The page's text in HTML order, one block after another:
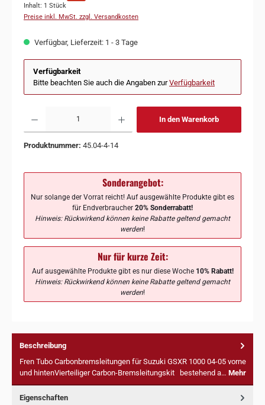
Inhalt: 1 Stück
Preise inkl. MwSt. zzgl. Versandkosten
Verfügbar, Lieferzeit: 1 - 3 Tage
Verfügbarkeit
Bitte beachten Sie auch die Angaben zurVerfügbarkeit
In den Warenkorb
Produktnummer: 45.04-4-14
Sonderangebot:
Nur solange der Vorrat reicht! Auf ausgewählte Produkte gibt es
für Endverbraucher 20% Sonderrabatt!
Hinweis: Rückwirkend können keine Rabatte geltend gemacht
werden!
Nur für kurze Zeit:
Auf ausgewählte Produkte gibt es nur diese Woche10% Rabatt!
Hinweis: Rückwirkend können keine Rabatte geltend gemacht
werden!
Beschreibung
Fren Tubo Carbonbremsleitungen für Suzuki GSXR 1000 04-05 vorne
und hintenVierteiliger Carbon-Bremsleitungskit bestehend a… Mehr
Eigenschaften